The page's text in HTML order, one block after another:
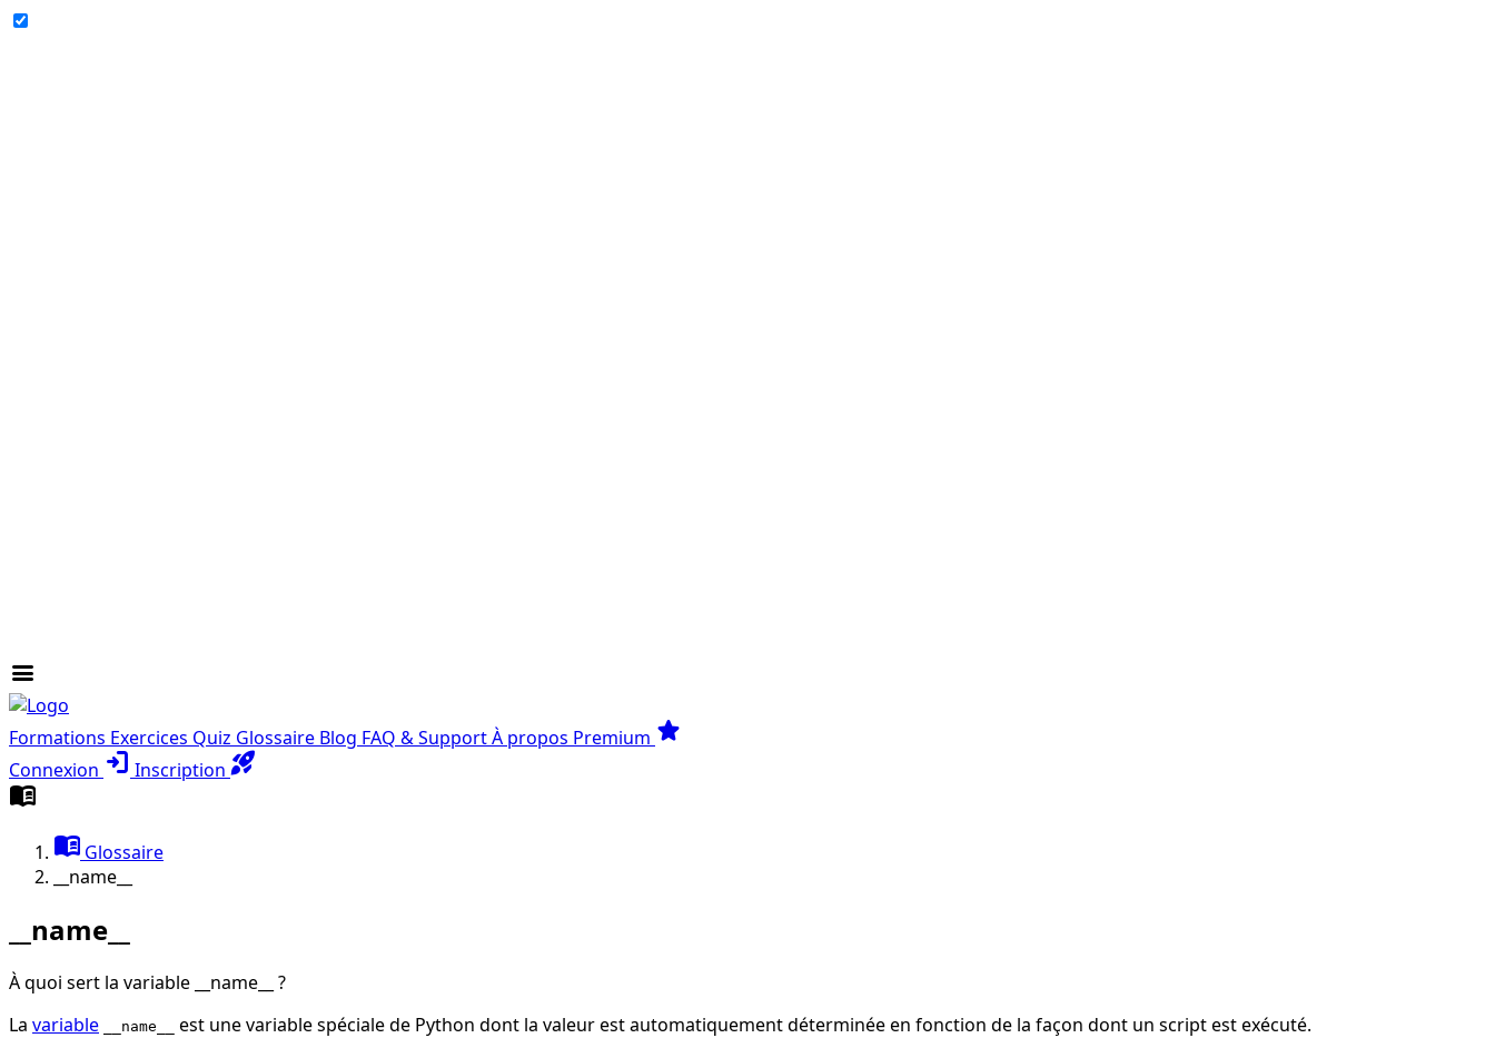
menu
Formations Exercices Quiz Glossaire Blog FAQ & SupportÀ propos Premium star
Connexion login Inscription rocket_launch
menu_book
menu_book Glossaire
__name__
__name__
À quoi sert la variable __name__ ?
La variable __name__ est une variable spéciale de Python dont la valeur est automatiquement déterminée en fonction de la façon dont un script est exécuté.